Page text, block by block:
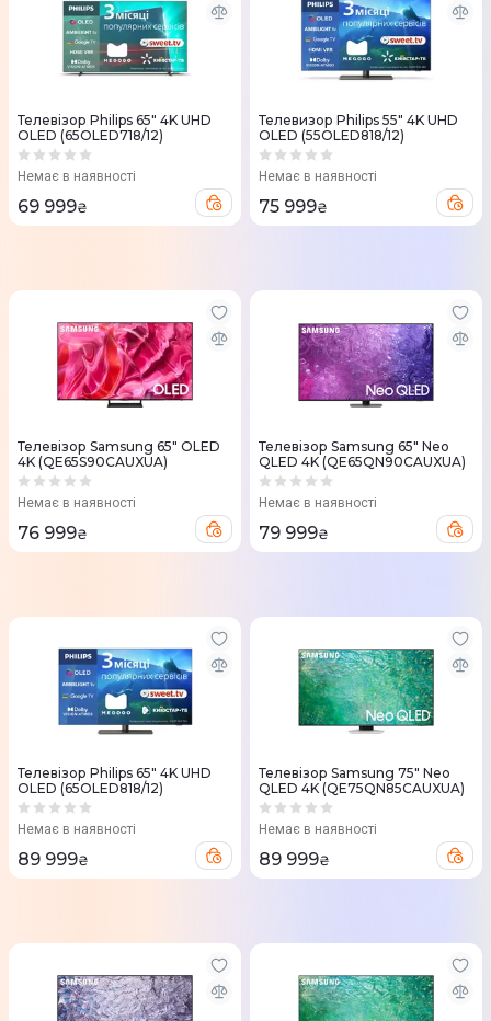
Телевізор Philips 65" 4K UHD
OLED (65OLED718/12)
Немає в наявності
69 999₴
Телевизор Philips 55" 4K UHD
OLED (55OLED818/12)
Немає в наявності
75 999₴
Телевізор Samsung 65" OLED
4K (QE65S90CAUXUA)
Немає в наявності
76 999₴
Телевізор Samsung 65" Neo
QLED 4K (QE65QN90CAUXUA)
Немає в наявності
79 999₴
Телевізор Philips 65" 4K UHD
OLED (65OLED818/12)
Немає в наявності
89 999₴
Телевізор Samsung 75" Neo
QLED 4K (QE75QN85CAUXUA)
Немає в наявності
89 999₴